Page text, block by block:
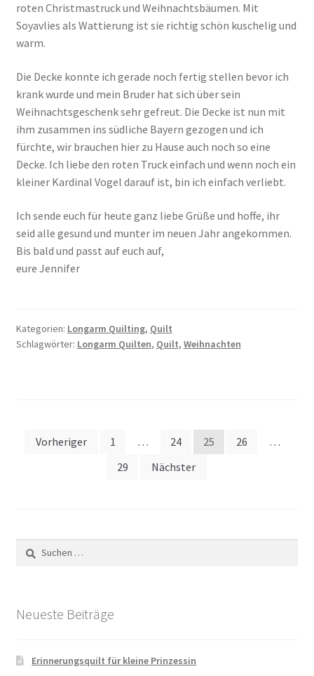
roten Christmastruck und Weihnachtsbäumen. Mit
Soyavlies als Wattierung ist sie richtig schön kuschelig und
warm.
Die Decke konnte ich gerade noch fertig stellen bevor ich
krank wurde und mein Bruder hat sich über sein
Weihnachtsgeschenk sehr gefreut. Die Decke ist nun mit
ihm zusammen ins südliche Bayern gezogen und ich
fürchte, wir brauchen hier zu Hause auch noch so eine
Decke. Ich liebe den roten Truck einfach und wenn noch ein
kleiner Kardinal Vogel darauf ist, bin ich einfach verliebt.
Ich sende euch für heute ganz liebe Grüße und hoffe, ihr
seid alle gesund und munter im neuen Jahr angekommen.
Bis bald und passt auf euch auf,
eure Jennifer
Kategorien: Longarm Quilting, Quilt
Schlagwörter: Longarm Quilten, Quilt, Weihnachten
Seitennummerierung
Vorheriger 1 … 24 25 26
…
29
Nächster
Suchen
nach:
Neueste Beiträge
Erinnerungsquilt für kleine Prinzessin